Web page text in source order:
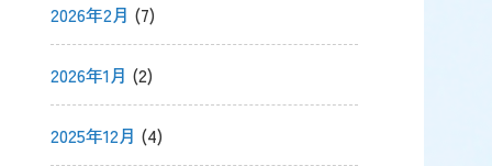
2026年2月 (7)
2026年1月 (2)
2025年12月 (4)